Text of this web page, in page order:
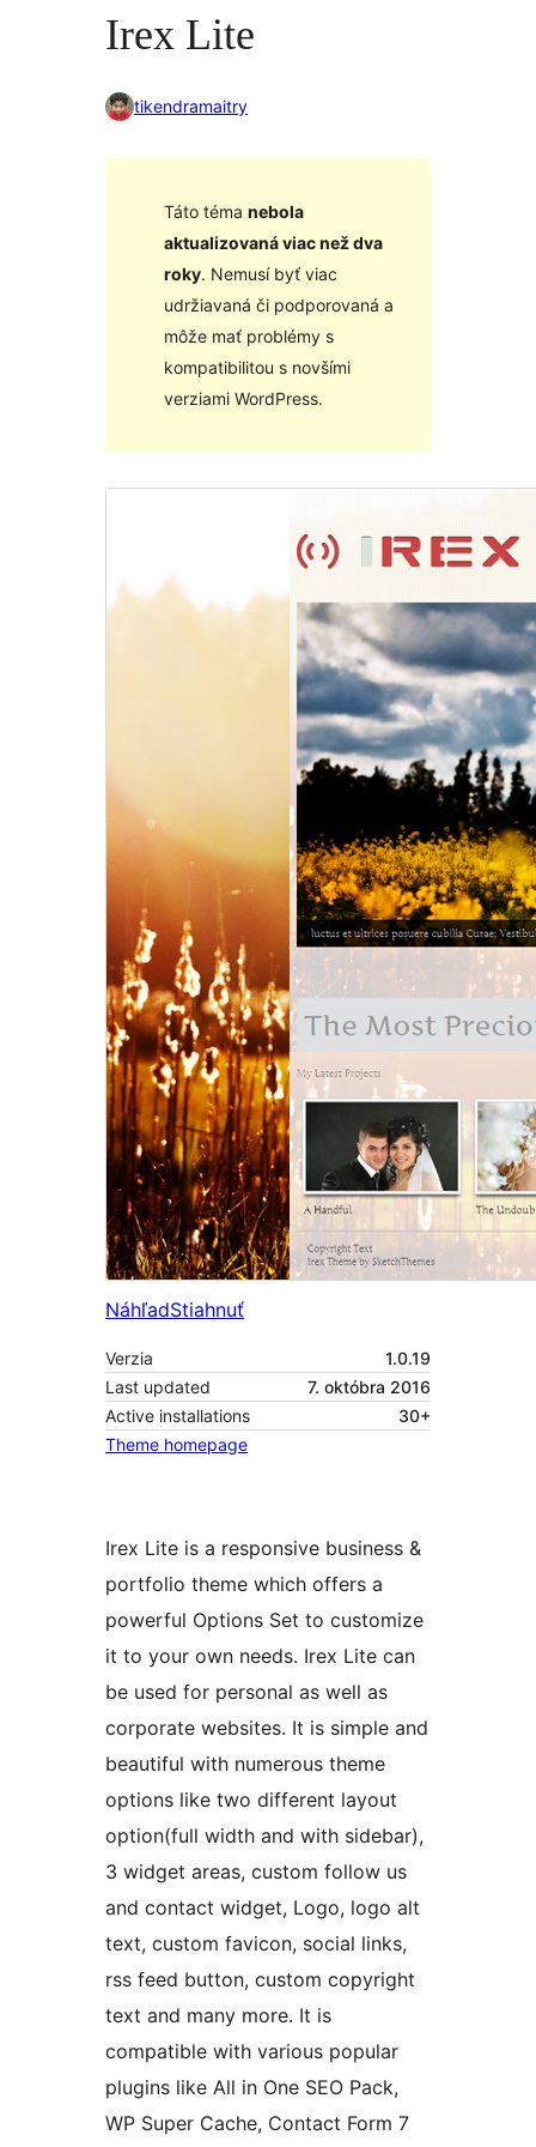
Irex Lite
tikendramaitry
Táto téma nebola
aktualizovaná viac než dva
roky. Nemusí byť viac
udržiavaná či podporovaná a
môže mať problémy s
kompatibilitou s novšími
verziami WordPress.
NáhľadStiahnuť
Verzia
1.0.19
Last updated
7. októbra 2016
Active installations
30+
Theme homepage
Irex Lite is a responsive business &
portfolio theme which offers a
powerful Options Set to customize
it to your own needs. Irex Lite can
be used for personal as well as
corporate websites. It is simple and
beautiful with numerous theme
options like two different layout
option(full width and with sidebar),
3 widget areas, custom follow us
and contact widget, Logo, logo alt
text, custom favicon, social links,
rss feed button, custom copyright
text and many more. It is
compatible with various popular
plugins like All in One SEO Pack,
WP Super Cache, Contact Form 7